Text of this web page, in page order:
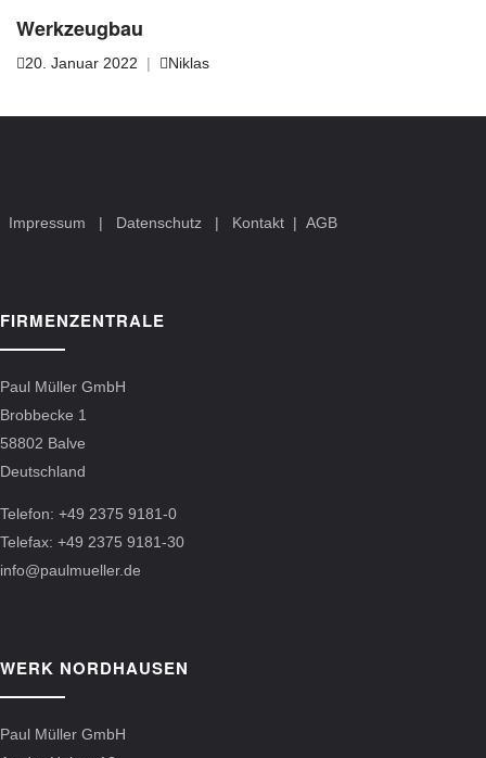
Werkzeugbau
20. Januar 2022 | Niklas
Impressum | Datenschutz | Kontakt| AGB
FIRMENZENTRALE
Paul Müller GmbH
Brobbecke 1
58802 Balve
Deutschland
Telefon: +49 2375 9181-0
Telefax: +49 2375 9181-30
info@paulmueller.de
WERK NORDHAUSEN
Paul Müller GmbH